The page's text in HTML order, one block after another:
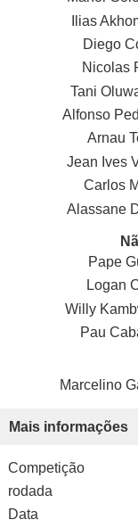
Ilias
Diego
Nicolas
Tani
Alfonso
Arnau
Jean Ives
Carlos
Alassane
Pape
Logan
Willy
Pau
Marcelino
Mais informações
Competição
rodada
Data